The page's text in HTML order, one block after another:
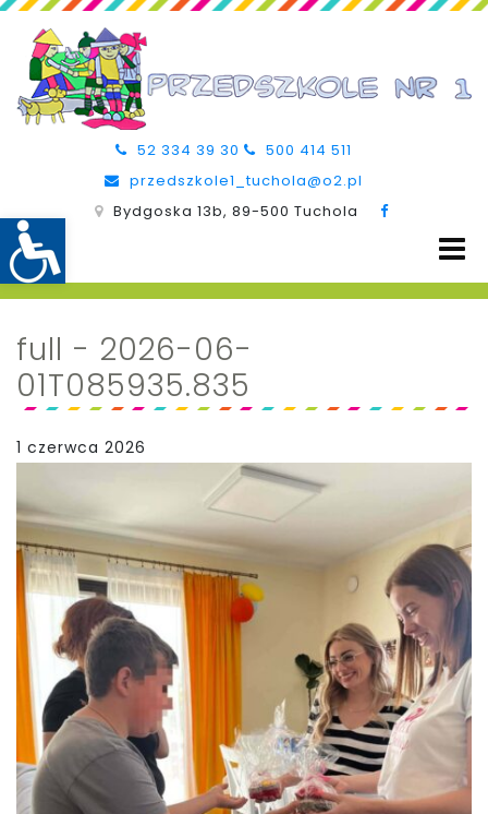
52 334 39 30
500 414 511
przedszkole1_tuchola@o2.pl
Bydgoska 13b, 89-500 Tuchola
full - 2026-06-
01T085935.835
1 czerwca 2026